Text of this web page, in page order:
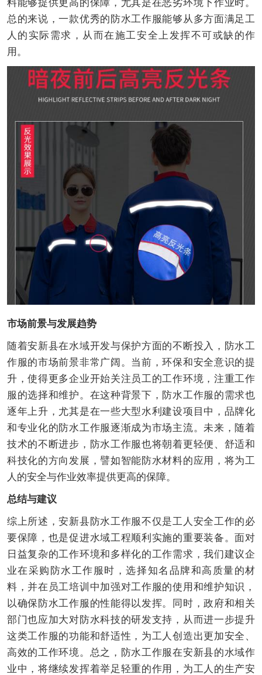
料能够提供更高的保障，尤其是在恶劣环境下作业时。
总的来说，一款优秀的防水工作服能够从多方面满足工
人的实际需求，从而在施工安全上发挥不可或缺的作
用。
市场前景与发展趋势
随着安新县在水域开发与保护方面的不断投入，防水工
作服的市场前景非常广阔。当前，环保和安全意识的提
升，使得更多企业开始关注员工的工作环境，注重工作
服的选择和维护。在这种背景下，防水工作服的需求也
逐年上升，尤其是在一些大型水利建设项目中，品牌化
和专业化的防水工作服逐渐成为市场主流。未来，随着
技术的不断进步，防水工作服也将朝着更轻便、舒适和
科技化的方向发展，譬如智能防水材料的应用，将为工
人的安全与作业效率提供更高的保障。
总结与建议
综上所述，安新县防水工作服不仅是工人安全工作的必
要保障，也是促进水域工程顺利实施的重要装备。面对
日益复杂的工作环境和多样化的工作需求，我们建议企
业在采购防水工作服时，选择知名品牌和高质量的材
料，并在员工培训中加强对工作服的使用和维护知识，
以确保防水工作服的性能得以发挥。同时，政府和相关
部门也应加大对防水科技的研发支持，从而进一步提升
这类工作服的功能和舒适性，为工人创造出更加安全、
高效的工作环境。总之，防水工作服在安新县的水域作
业中，将继续发挥着举足轻重的作用，为工人的生产安